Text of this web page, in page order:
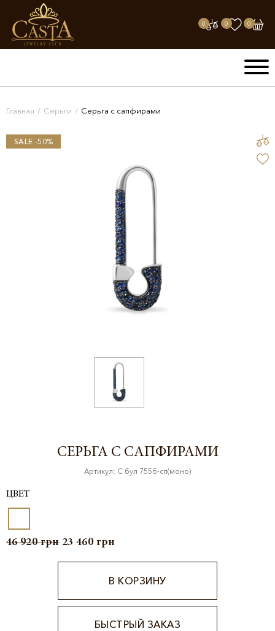
0 0 0
Главная / Серьги / Серьга с сапфирами
SALE -50%
СЕРЬГА С САПФИРАМИ
Артикул: С бул 755б-сп(моно)
ЦВЕТ
46 920грн 23 460 грн
В КОРЗИНУ
БЫСТРЫЙ ЗАКАЗ